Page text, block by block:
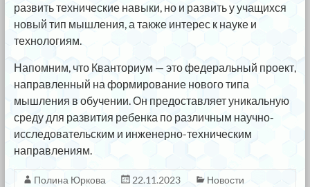
развить технические навыки, но и развить у учащихся
новый тип мышления, а также интерес к науке и
технологиям.
Напомним, что Кванториум — это федеральный проект,
направленный на формирование нового типа
мышления в обучении. Он предоставляет уникальную
среду для развития ребенка по различным научно-
исследовательским и инженерно-техническим
направлениям.
Полина Юркова 22.11.2023
Новости